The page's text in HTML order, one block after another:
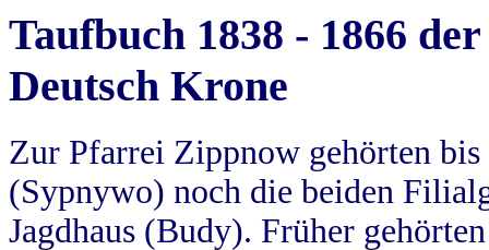
Taufbuch 1838 - 1866
Deutsch Krone
Zur Pfarrei Zippnow gehörten
(Sypnywo) noch die beiden
Jagdhaus (Budy). Früher